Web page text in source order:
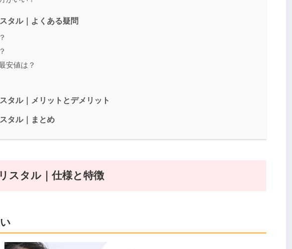
タル｜よくある疑問
安値は？
タル｜メリットとデメリット
タル｜まとめ
スタル｜仕様と特徴